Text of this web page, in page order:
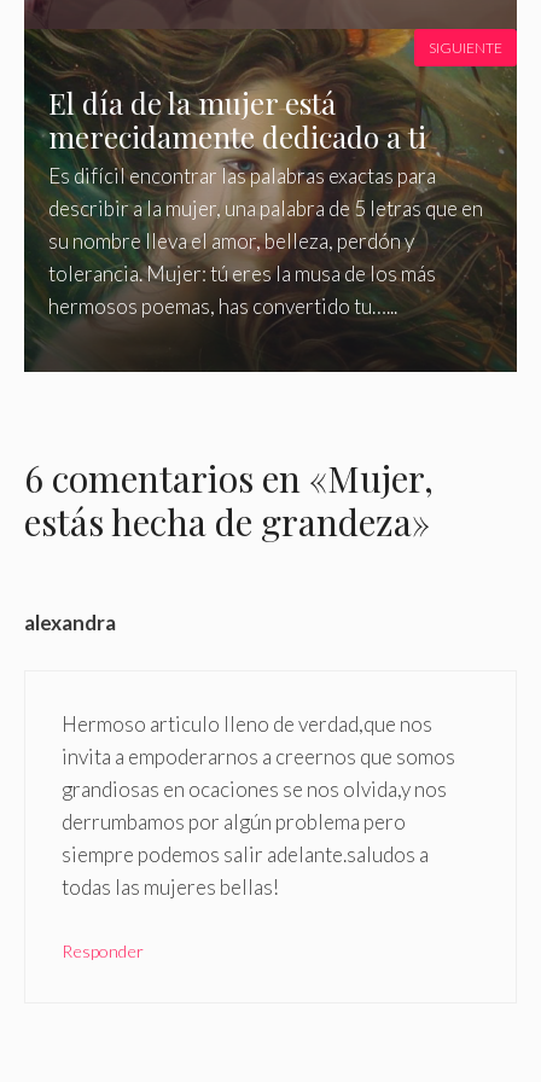
El día de la mujer está
merecidamente dedicado a ti
Es difícil encontrar las palabras exactas para
describir a la mujer, una palabra de 5 letras que en
su nombre lleva el amor, belleza, perdón y
tolerancia. Mujer: tú eres la musa de los más
hermosos poemas, has convertido tu…...
SIGUIENTE
6 comentarios en «Mujer,
estás hecha de grandeza»
alexandra
Hermoso articulo lleno de verdad,que nos
invita a empoderarnos a creernos que somos
grandiosas en ocaciones se nos olvida,y nos
derrumbamos por algún problema pero
siempre podemos salir adelante.saludos a
todas las mujeres bellas!
Responder